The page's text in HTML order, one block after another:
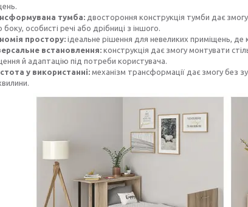
тумба: двостороння конструкція тумби дає
боку, особисті речі або дрібниці з іншого.
простору: ідеальне рішення для невеликих приміщень,
встановлення: конструкція дає змогу монтувати
й адаптацію під потреби користувача.
у використанні: механізм трансформації дає змогу без